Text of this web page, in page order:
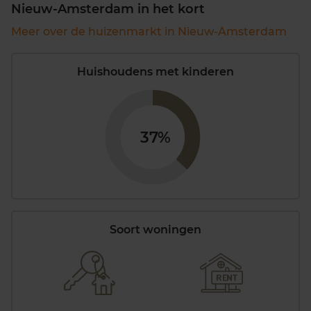
Nieuw-Amsterdam in het kort
Meer over de huizenmarkt in Nieuw-Amsterdam
Huishoudens met kinderen
37%
Soort woningen